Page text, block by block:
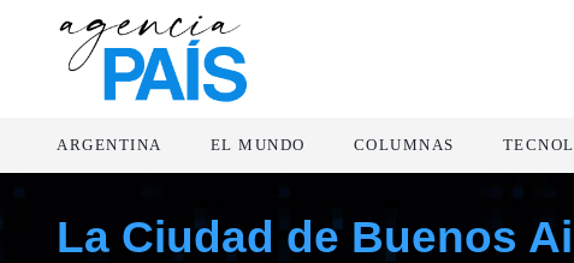
ARGENTINA EL MUNDO COLUMNAS
La Ciudad de Buenos